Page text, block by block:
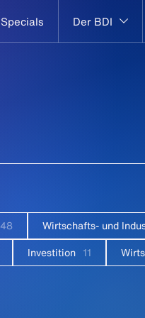
Specials Der BDI
48 Wirtschafts- und
Investition 11